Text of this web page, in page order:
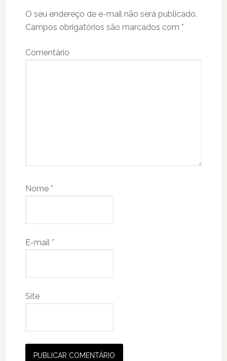
O seu endereço de e-mail não será publicado.
Campos obrigatórios são marcados com *
Comentário
Nome *
E-mail *
Site